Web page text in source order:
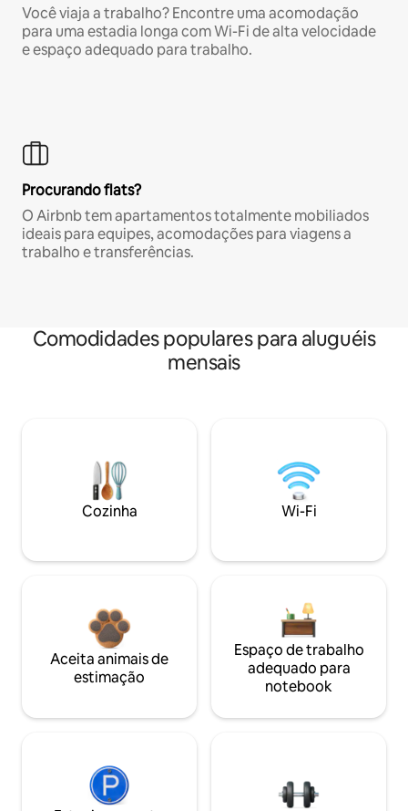
Você viaja a trabalho? Encontre uma acomodação
para uma estadia longa com Wi-Fi de alta velocidade
e espaço adequado para trabalho.
Procurando flats?
O Airbnb tem apartamentos totalmente mobiliados
ideais para equipes, acomodações para viagens a
trabalho e transferências.
Comodidades populares para aluguéis
mensais
Cozinha Wi-Fi
Aceita animais de
estimação
Espaço de trabalho
adequado para
notebook